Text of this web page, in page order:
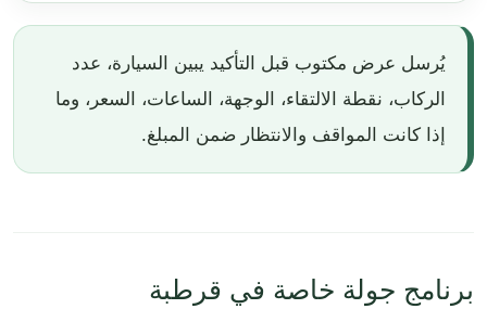
يُرسل عرض مكتوب قبل التأكيد يبين السيارة، عدد
الركاب، نقطة الالتقاء، الوجهة، الساعات، السعر، وما
إذا كانت المواقف والانتظار ضمن المبلغ.
برنامج جولة خاصة في قرطبة